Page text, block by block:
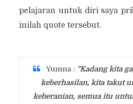
pelajaran untuk diri saya
inilah quote tersebut.
Yumna : "Kadang kita
keberhasilan, kita takut
keberanian, semua itu